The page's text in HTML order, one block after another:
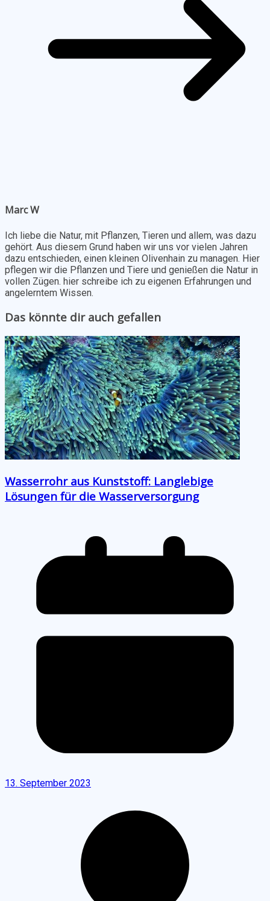
Marc W
Ich liebe die Natur, mit Pflanzen, Tieren und allem, was dazu
gehört. Aus diesem Grund haben wir uns vor vielen Jahren
dazu entschieden, einen kleinen Olivenhain zu managen. Hier
pflegen wir die Pflanzen und Tiere und genießen die Natur in
vollen Zügen. hier schreibe ich zu eigenen Erfahrungen und
angelerntem Wissen.
Das könnte dir auch gefallen
Wasserrohr aus Kunststoff: Langlebige
Lösungen für die Wasserversorgung
13. September 2023